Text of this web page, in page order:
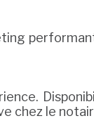
chez le